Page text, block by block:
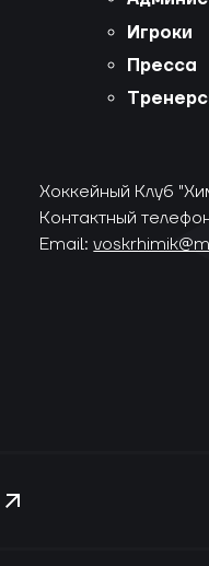
Игроки
Пресса
Хоккейный Клуб
Контактный
Email: